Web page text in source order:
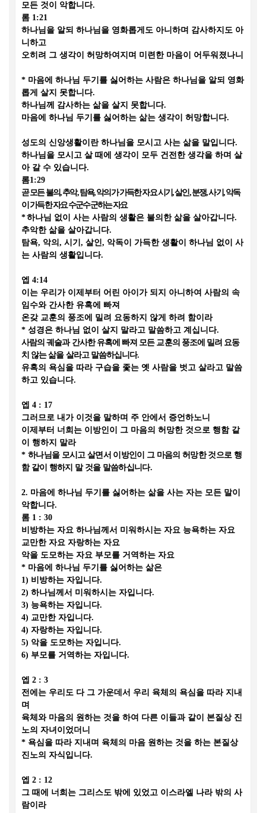
모든 것이 악합니다.
롬 1:21
하나님을 알되 하나님을 영화롭게도 아니하며 감사하지도 아
니하고
오히려 그 생각이 허망하여지며 미련한 마음이 어두워졌나니
* 마음에 하나님 두기를 싫어하는 사람은 하나님을 알되 영화
롭게 살지 못합니다.
하나님께 감사하는 삶을 살지 못합니다.
마음에 하나님 두기를 싫어하는 삶는 생각이 허망합니다.
성도의 신앙생활이란 하나님을 모시고 사는 삶을 말입니다.
하나님을 모시고 살 때에 생각이 모두 건전한 생각을 하며 살
아 갈 수 있습니다.
롬1:29
곧 모든 불의,추악,탐욕,악의가 가득한 자요 시기,살인,분쟁,사기 ,악독
이 가득한 자요 수군수군하는 자요
* 하나님 없이 사는 사람의 생활은 불의한 삶을 살아갑니다.
추악한 삶을 살아갑니다.
탐욕, 악의 , 시기 , 살인, 악독이 가득한 생활이 하나님 없이 사
는 사람의 생활입니다.
엡 4:14
이는 우리가 이제부터 어린 아이가 되지 아니하여 사람의 속
임수와 간사한 유혹에 빠져
온갖 교훈의 풍조에 밀려 요동하지 않게 하려 함이라
* 성경은 하나님 없이 살지 말라고 말씀하고 계십니다.
사람의 궤술과 간사한 유혹에 빠져 모든 교훈의 풍조에 밀려 요동
치 않는 삶을 살라고 말씀하십니다.
유혹의 욕심을 따라 구습을 좇는 옛 사람을 벗고 살라고 말씀
하고 있습니다.
엡 4 : 17
그러므로 내가 이것을 말하며 주 안에서 증언하노니
이제부터 너희는 이방인이 그 마음의 허망한 것으로 행함 같
이 행하지 말라
* 하나님을 모시고 살면서 이방인이 그 마음의 허망한 것으로 행
함 같이 행하지 말 것을 말씀하십니다.
2. 마음에 하나님 두기를 싫어하는 삶을 사는 자는 모든 말이
악합니다.
롬 1 : 30
비방하는 자요 하나님께서 미워하시는 자요 능욕하는 자요
교만한 자요 자랑하는 자요
악을 도모하는 자요 부모를 거역하는 자요
* 마음에 하나님 두기를 싫어하는 삶은
1) 비방하는 자입니다.
2) 하나님께서 미워하시는 자입니다.
3) 능욕하는 자입니다.
4) 교만한 자입니다.
4) 자랑하는 자입니다.
5) 악을 도모하는 자입니다.
6) 부모를 거역하는 자입니다.
엡 2 : 3
전에는 우리도 다 그 가운데서 우리 육체의 욕심을 따라 지내
며
육체와 마음의 원하는 것을 하여 다른 이들과 같이 본질상 진
노의 자녀이었더니
* 욕심을 따라 지내며 육체의 마음 원하는 것을 하는 본질상
진노의 자식입니다.
엡 2 : 12
그 때에 너희는 그리스도 밖에 있었고 이스라엘 나라 밖의 사
람이라